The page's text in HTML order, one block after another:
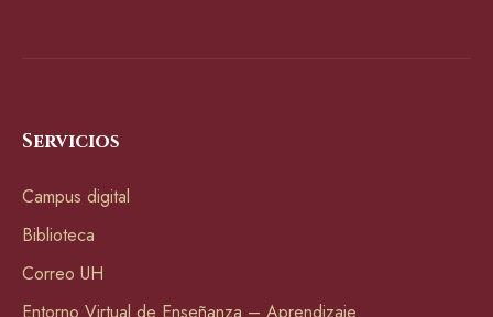
Servicios
Campus digital
Biblioteca
Correo UH